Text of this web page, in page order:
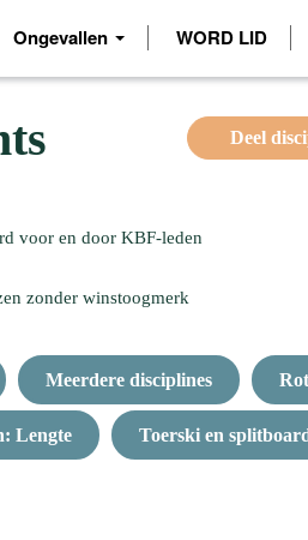
Ongevallen WORD LID